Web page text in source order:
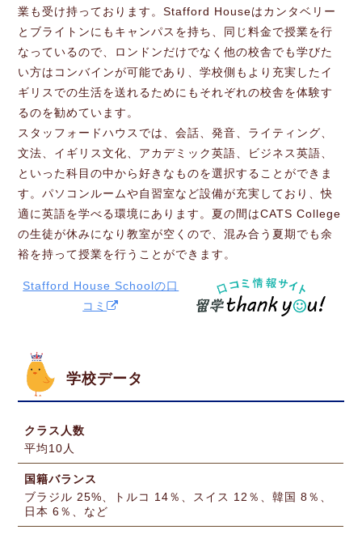
業も受け持っております。Stafford Houseはカンタベリー
とブライトンにもキャンパスを持ち、同じ料金で授業を行
なっているので、ロンドンだけでなく他の校舎でも学びた
い方はコンバインが可能であり、学校側もより充実したイ
ギリスでの生活を送れるためにもそれぞれの校舎を体験す
るのを勧めています。
スタッフォードハウスでは、会話、発音、ライティング、
文法、イギリス文化、アカデミック英語、ビジネス英語、
といった科目の中から好きなものを選択することができま
す。パソコンルームや自習室など設備が充実しており、快
適に英語を学べる環境にあります。夏の間はCATS College
の生徒が休みになり教室が空くので、混み合う夏期でも余
裕を持って授業を行うことができます。
Stafford House Schoolの口
コミ
学校データ
クラス人数
平均10人
国籍バランス
ブラジル 25%、トルコ 14％、スイス 12％、韓国 8％、
日本 6％、など